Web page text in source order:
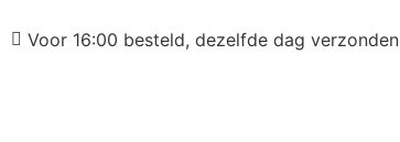
Voor 16:00 besteld, dezelfde dag verzonden